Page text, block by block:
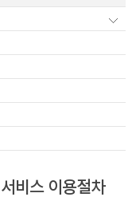
비스 이용절차